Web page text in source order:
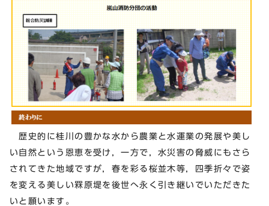
歴史的に桂川の豊かな水から農業と水運業の発展や美し
い自然という恩恵を受け，一方で，水災害の脅威にもさら
されてきた地域ですが，春を彩る桜並木等，四季折々で姿
を変える美しい罧原堤を後世へ永く引き継いでいただきた
いと願います。